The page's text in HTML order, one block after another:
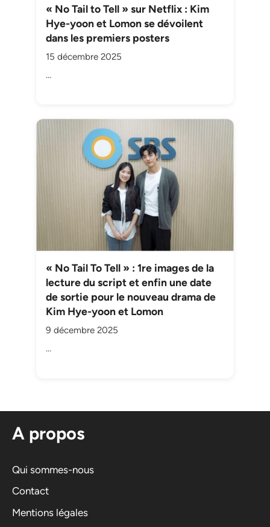
« No Tail to Tell » sur Netflix : Kim
Hye-yoon et Lomon se dévoilent
dans les premiers posters
15 décembre 2025
…
« No Tail To Tell » : 1re images de la
lecture du script et enfin une date
de sortie pour le nouveau drama de
Kim Hye-yoon et Lomon
9 décembre 2025
…
A propos
Qui sommes-nous
Contact
Mentions légales